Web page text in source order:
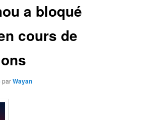
a bloqué
cours de
parWayan